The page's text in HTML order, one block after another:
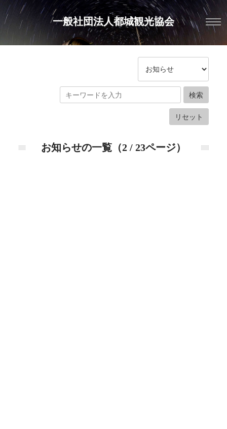
一般社団法人都城観光協会
お知らせの一覧（2 / 23ページ）